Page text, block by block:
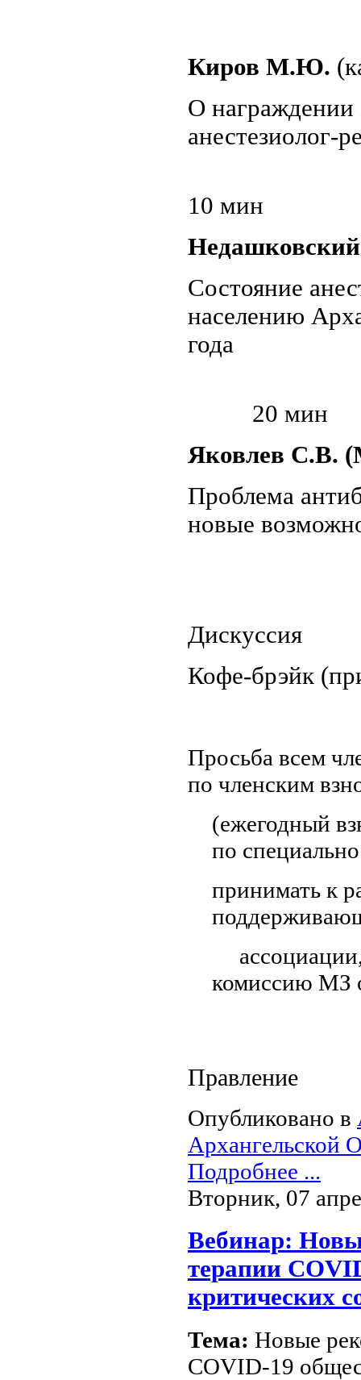
Киров М.Ю.
О награждении
анестезиолог-
10 мин
Состояние
населению
года
20 мин
Яковлев С.В.
Проблема
новые
Дискуссия
Кофе-брэйк
Просьба всем
по членским
(ежегодный
по
принимать к
комиссию МЗ
Правление
Опубликовано в
Архангельской
Подробнее ...
Вторник, 07
Вебинар:
терапии
критических
Тема: Новые
COVID-19